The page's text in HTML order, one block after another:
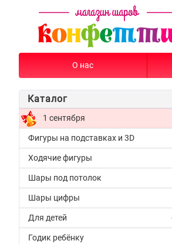
О нас
Каталог
1 сентября
Фигуры на подставках и 3D
Ходячие фигуры
Шары под потолок
Шары цифры
Для детей
Годик ребёнку